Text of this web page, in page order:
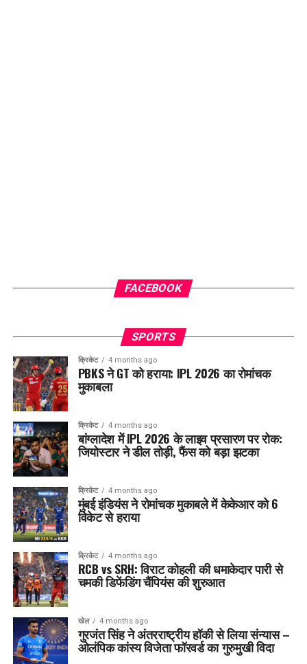
FACEBOOK
SPORTS
क्रिकेट 4 months ago
PBKS ने GT को हराया: IPL 2026 का रोमांचक
मुकाबला
क्रिकेट 4 months ago
बांग्लादेश में IPL 2026 के लाइव प्रसारण पर रोक:
जियोस्टार ने डील तोड़ी, फैंस को बड़ा झटका
क्रिकेट 4 months ago
मुंबई इंडियंस ने रोमांचक मुकाबले में केकेआर को 6
विकेट से हराया
क्रिकेट 4 months ago
RCB vs SRH: विराट कोहली की धमाकेदार पारी से
चमकी डिफेंडिंग चैंपियंस की शुरुआत
खेल 4 months ago
गुरजंत सिंह ने अंतरराष्ट्रीय हॉकी से लिया संन्यास –
ओलंपिक कांस्य विजेता फॉरवर्ड का गुरुमुखी विदा